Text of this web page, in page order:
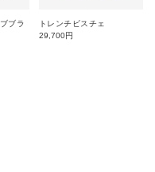
ブラ
トレンチビスチェ
29,700円